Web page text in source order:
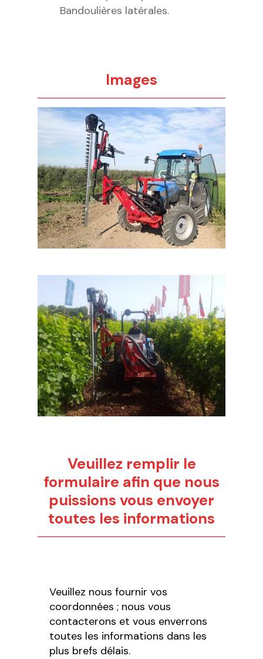
Bandoulières latérales.
Images
Veuillez remplir le
formulaire afin que nous
puissions vous envoyer
toutes les informations
Veuillez nous fournir vos
coordonnées ; nous vous
contacterons et vous enverrons
toutes les informations dans les
plus brefs délais.